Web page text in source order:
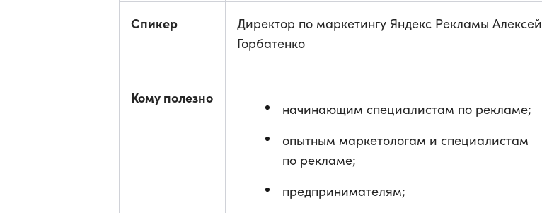
Спикер
Директор по маркетингу Яндекс Рекламы Алексей
Горбатенко
Кому полезно
начинающим специалистам по рекламе;
опытным маркетологам и специалистам
по рекламе;
предпринимателям;